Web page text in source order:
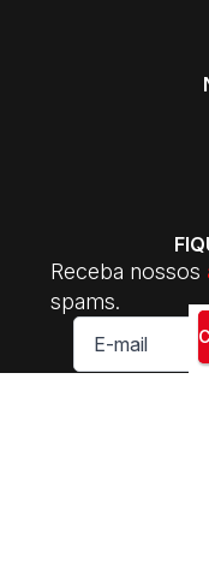
Receba nossos
spams.
E-
mail
*